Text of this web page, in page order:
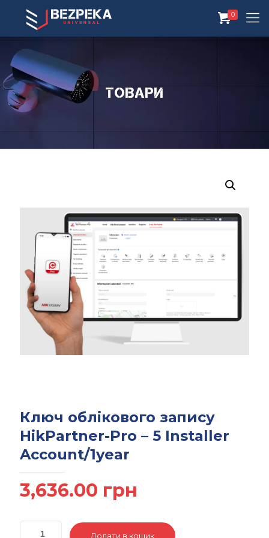
0
Товари
Ключ облікового запису
HikPartner-Pro – 5 Installer
Account/1year
3,636.00 грн
Додати в кошик